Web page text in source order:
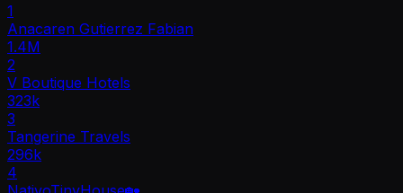
1
Anacaren Gutierrez Fabian
1.4M
2
V Boutique Hotels
323k
3
Tangerine Travels
296k
4